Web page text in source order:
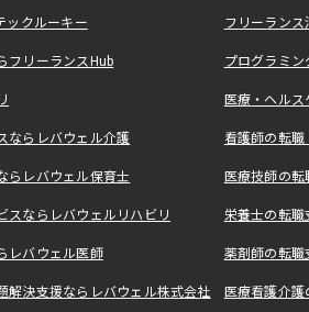
ックルーキー フリーラン
フリーランスHub プログラミ
医療・ヘル
ならレバウェル介護 看護師の転
らレバウェル保育士 医療技師の
スならレバウェルリハビリ 栄養士の転
レバウェル医師 薬剤師の転
解決支援ならレバウェル株式会社 医療看護介